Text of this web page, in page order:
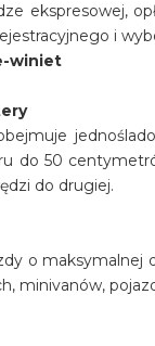
ekspresowej,
i
winiet
do 50
do drugiej.
o maksymalnej
minivanów,